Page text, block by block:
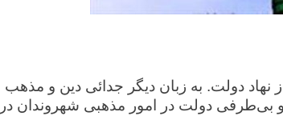
نهاد دولت. به زبان دیگر جدائی دین و
بی‌طرفی دولت در امور مذهبی شهروندان